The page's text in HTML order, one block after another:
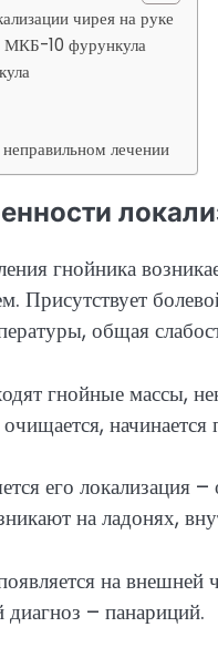
чирея на руке
МКБ-10 фурункула
лечении
гнойника
Присутствует
общая
гнойные массы,
начинается
его локализация
на ладонях,
на внешней
диагноз – панариций.